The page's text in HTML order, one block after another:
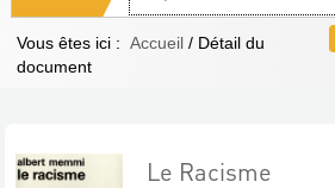
Vous êtes ici : Accueil / Détail du
document
Le Racisme